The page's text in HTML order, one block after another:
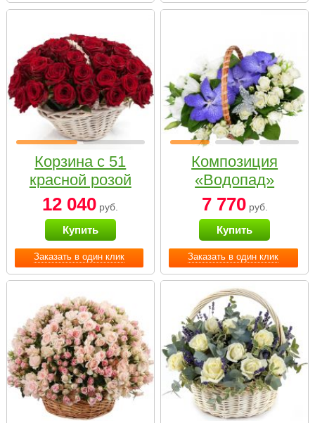
Заказать в один клик
Корзина с 51
красной розой
12 040 руб.
Купить
Заказать в один клик
Композиция
«Водопад»
7 770руб.
Купить